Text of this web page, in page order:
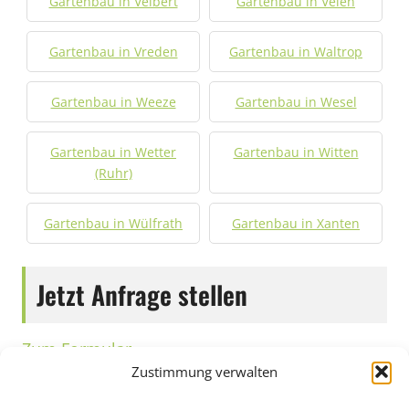
Zustimmung verwalten
Gartenbau in Vreden Gartenbau in Waltrop
Gartenbau in Weeze Gartenbau in Wesel
Gartenbau in Wetter
(Ruhr)
Gartenbau in Witten
Gartenbau in Wülfrath Gartenbau in Xanten
Jetzt Anfrage stellen
Zum Formular